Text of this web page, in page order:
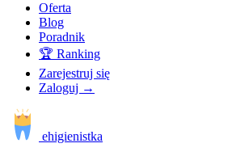
Oferta
Blog
Poradnik
🏆 Ranking
Zarejestruj się
Zaloguj →
ehigienistka